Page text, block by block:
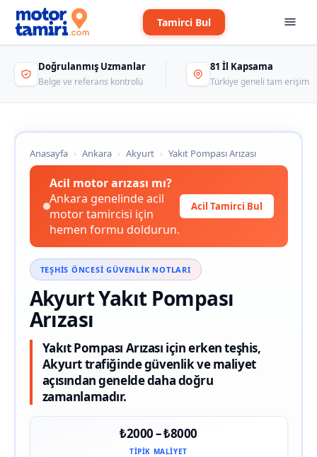
Tamirci Bul
Doğrulanmış Uzmanlar
Belge ve referans kontrolü
81 İl Kapsama
Türkiye geneli tam erişim
Anasayfa › Ankara › Akyurt › Yakıt Pompası Arızası
Acil motor arızası mı?
Ankara genelinde acil
motor tamircisi için
hemen formu doldurun.
Acil Tamirci Bul
TEŞHIS ÖNCESI GÜVENLIK NOTLARI
Akyurt Yakıt Pompası
Arızası
Yakıt Pompası Arızası için erken teşhis,
Akyurt trafiğinde güvenlik ve maliyet
açısından genelde daha doğru
zamanlamadır.
₺2000 – ₺8000
TIPIK MALIYET